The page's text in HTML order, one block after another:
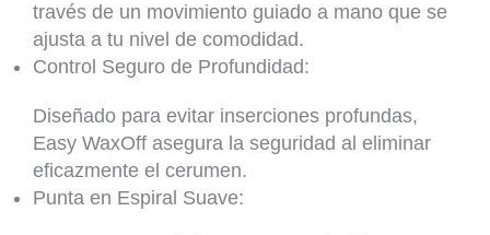
través de un movimiento guiado a mano que se
ajusta a tu nivel de comodidad.
Control Seguro de Profundidad:
Diseñado para evitar inserciones profundas,
Easy WaxOff asegura la seguridad al eliminar
eficazmente el cerumen.
Punta en Espiral Suave: